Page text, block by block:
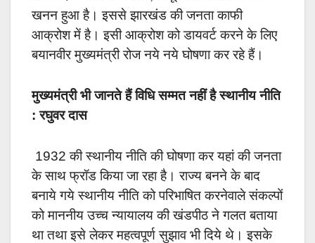
खनन हुआ है। इससे झारखंड की जनता काफी
आक्रोश में है। इसी आक्रोश को डायवर्ट करने के लिए
बयानवीर मुख्यमंत्री रोज नये नये घोषणा कर रहे हैं।
मुख्यमंत्री भी जानते हैं विधि सम्मत नहीं है स्थानीय नीति
: रघुवर दास
1932 की स्थानीय नीति की घोषणा कर यहां की जनता
के साथफ्रॉड किया जा रहा है। राज्य बनने के बाद
बनाये गये स्थानीय नीति को परिभाषित करनेवाले संकल्पों
को माननीय उच्च न्यायालय की खंडपीठ ने गलत बताया
था तथा इसे लेकर महत्वपूर्ण सुझाव भी दिये थे। इसके